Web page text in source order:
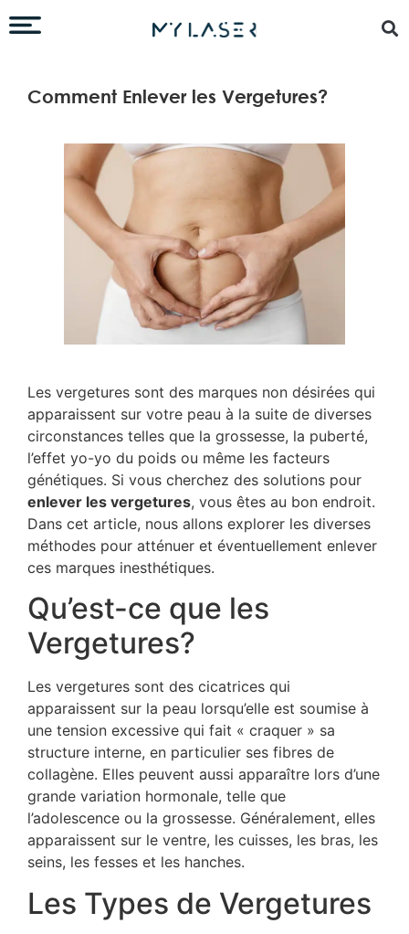
Comment Enlever les Vergetures?
Les vergetures sont des marques non désirées qui
apparaissent sur votre peau à la suite de diverses
circonstances telles que la grossesse, la puberté,
l’effet yo-yo du poids ou même les facteurs
génétiques. Si vous cherchez des solutions pour
enlever les vergetures, vous êtes au bon endroit.
Dans cet article, nous allons explorer les diverses
méthodes pour atténuer et éventuellement enlever
ces marques inesthétiques.
Qu’est-ce que les
Vergetures?
Les vergetures sont des cicatrices qui
apparaissent sur la peau lorsqu’elle est soumise à
une tension excessive qui fait « craquer » sa
structure interne, en particulier ses fibres de
collagène. Elles peuvent aussi apparaître lors d’une
grande variation hormonale, telle que
l’adolescence ou la grossesse. Généralement, elles
apparaissent sur le ventre, les cuisses, les bras, les
seins, les fesses et les hanches.
Les Types de Vergetures